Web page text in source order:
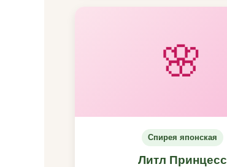
🌸
Спирея японская
Литл Принцесс